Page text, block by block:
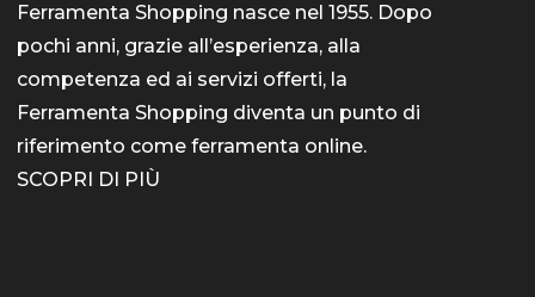
Ferramenta Shopping nasce nel 1955. Dopo
pochi anni, grazie all’esperienza, alla
competenza ed ai servizi offerti, la
Ferramenta Shopping diventa un punto di
riferimento come ferramenta online.
SCOPRI DI PIÙ